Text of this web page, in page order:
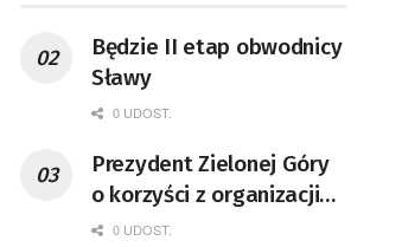
Będzie II etap obwodnicy
Sławy
0 UDOST.
Prezydent Zielonej Góry
o korzyści z organizacji
mety Tour de Pologne
0 UDOST.